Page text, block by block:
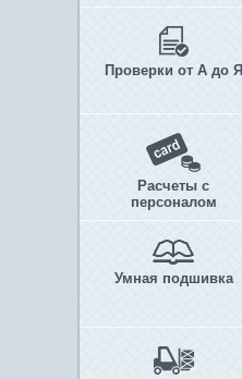
Проверки от А до Я
Расчеты с
персоналом
Умная подшивка